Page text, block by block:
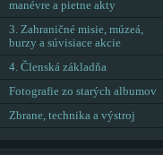
manévre a pietne akty
3. Zahraničné misie, múzeá,
burzy a súvisiace akcie
4. Členská základňa
Fotografie zo starých albumov
Zbrane, technika a výstroj